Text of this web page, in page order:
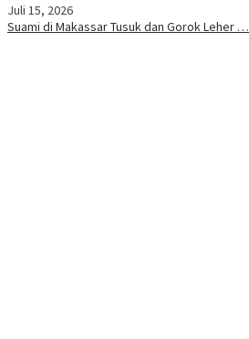
Juli 15, 2026
Suami di Makassar Tusuk dan Gorok Leher …